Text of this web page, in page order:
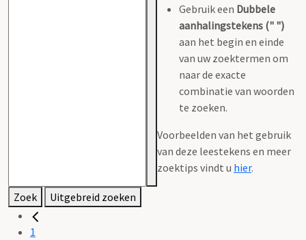
Gebruik een Dubbele
aanhalingstekens (" ")
aan het begin en einde
van uw zoektermen om
naar de exacte
combinatie van woorden
te zoeken.
Voorbeelden van het gebruik
van deze leestekens en meer
zoektips vindt u hier.
Zoek Uitgebreid zoeken
1